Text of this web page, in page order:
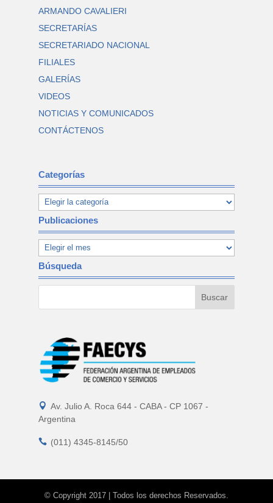
ARMANDO CAVALIERI
SECRETARÍAS
SECRETARIADO NACIONAL
FILIALES
GALERÍAS
VIDEOS
NOTICIAS Y COMUNICADOS
CONTÁCTENOS
Categorías
Publicaciones
Búsqueda
 Av. Julio A. Roca 644 - CABA - CP 1067 -
Argentina
 (011) 4345-8145/50
© Copyright 2017 | Todos los derechos Reservados.